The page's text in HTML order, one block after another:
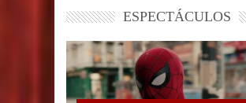
ESPECTÁCULOS